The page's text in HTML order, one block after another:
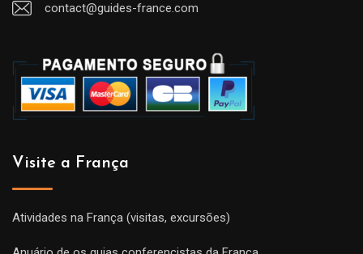
contact@guides-france.com
Visite a França
Atividades na França (visitas, excursões)